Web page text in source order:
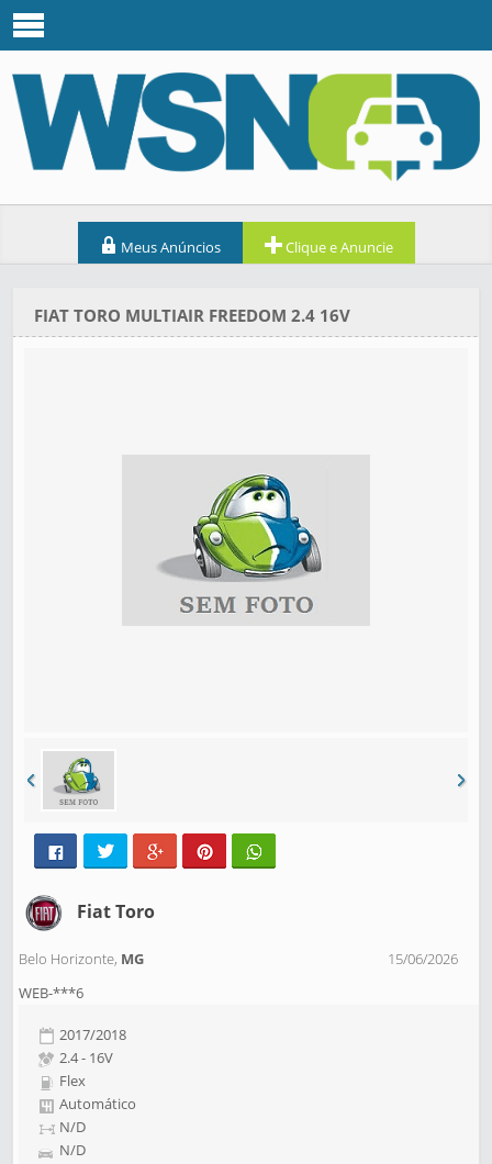
Meus Anúncios Clique e Anuncie
FIAT TORO MULTIAIR FREEDOM 2.4 16V
Fiat Toro
Belo Horizonte, MG
15/06/2026
WEB-***6
2017/2018
2.4 - 16V
Flex
Automático
N/D
N/D